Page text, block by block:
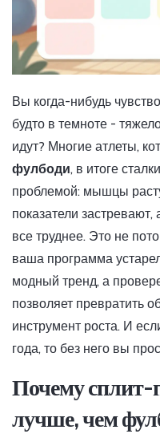
Вы когда-нибудь
будто в темноте -
идут? Многие атлеты,
фулбоди, в итоге
проблемой: мышцы
показатели
все труднее. Это не
ваша программа
модный тренд, а
позволяет превратить
инструмент роста. И
года, то без него вы
Почему сплит-
лучше, чем